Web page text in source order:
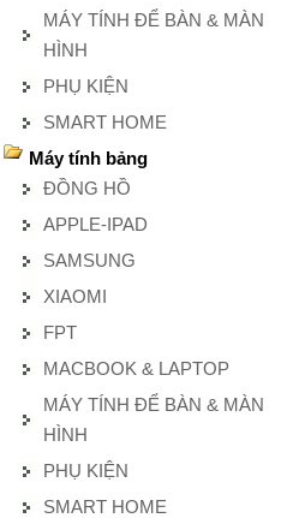
MÁY TÍNH ĐỂ BÀN & MÀN
HÌNH
PHỤ KIỆN
SMART HOME
Máy tính bảng
ĐỒNG HỒ
APPLE-IPAD
SAMSUNG
XIAOMI
FPT
MACBOOK & LAPTOP
MÁY TÍNH ĐỂ BÀN & MÀN
HÌNH
PHỤ KIỆN
SMART HOME